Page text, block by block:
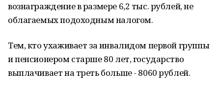
вознаграждение в размере 6,2 тыс. рублей, не
облагаемых подоходным налогом.
Тем, кто ухаживает за инвалидом первой группы
и пенсионером старше 80 лет, государство
выплачивает на треть больше - 8060 рублей.